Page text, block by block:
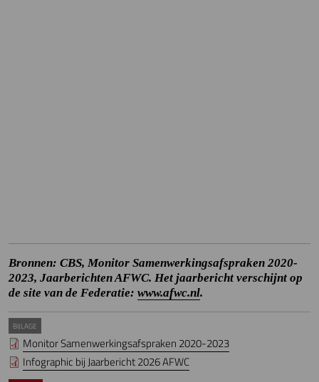
Bronnen: CBS, Monitor Samenwerkingsafspraken 2020-
2023, Jaarberichten AFWC. Het jaarbericht verschijnt op
de site van de Federatie: www.afwc.nl.
BIJLAGE
Monitor Samenwerkingsafspraken 2020-2023
Infographic bij Jaarbericht 2026 AFWC